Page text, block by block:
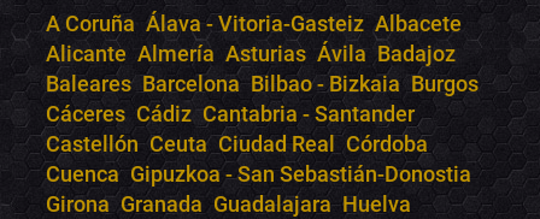
A Coruña Álava - Vitoria-Gasteiz Albacete
Alicante Almería Asturias Ávila Badajoz
Baleares Barcelona Bilbao - Bizkaia Burgos
Cáceres Cádiz Cantabria - Santander
Castellón Ceuta Ciudad Real Córdoba
Cuenca Gipuzkoa - San Sebastián-Donostia
Girona Granada Guadalajara Huelva
Bololoco · conciertos.club
Online · Te ayudo a encontrar conciertos